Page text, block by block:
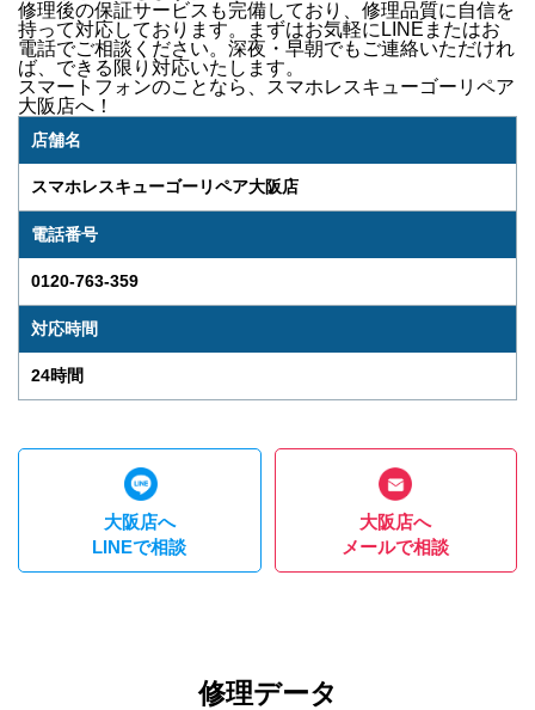
修理後の保証サービス も完備しており、修理品質に自信を
持って対応しております。
まずはお気軽にLINEまたはお
電話でご相談ください。 深夜・早朝でもご連絡いただけれ
ば、できる限り対応いたします。
スマートフォンのことなら、
スマホレスキューゴーリペア
大阪店へ！
店舗名
スマホレスキューゴーリペア大阪店
電話番号
0120-763-359
対応時間
24時間
大阪店へ
LINEで相談
大阪店へ
メールで相談
修理データ